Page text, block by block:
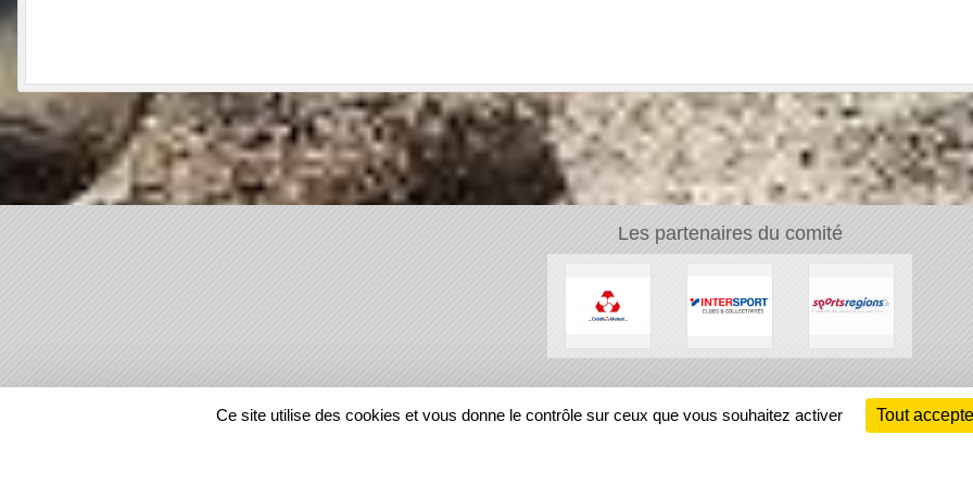
Les partenaires du comité
REGIONS
Ce site utilise des cookies et vous donne le contrôle sur ceux que vous souhaitez activer Tout